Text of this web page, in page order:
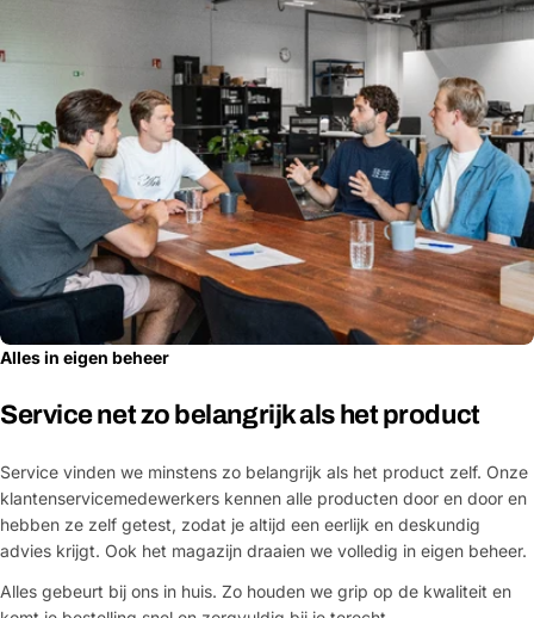
Alles in eigen beheer
Service net zo belangrijk als het product
Service vinden we minstens zo belangrijk als het product zelf. Onze
klantenservicemedewerkers kennen alle producten door en door en
hebben ze zelf getest, zodat je altijd een eerlijk en deskundig
advies krijgt. Ook het magazijn draaien we volledig in eigen beheer.
Alles gebeurt bij ons in huis. Zo houden we grip op de kwaliteit en